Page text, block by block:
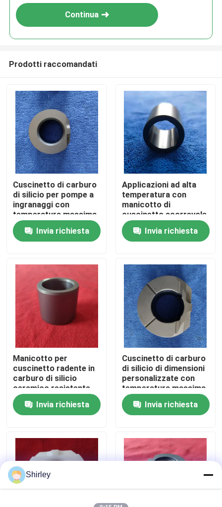
Casa
Manifestazione di VR
Chi siamo
Giro della fabbrica
Controllo di qualità
Contattaci
Richieda una citazione
Cuscinetti a sfera ceramici
608 cuscinetti ceramici
Continua
Prodotti raccomandati
Cuscinetto di carburo
di silicio per pompe a
ingranaggi con
temperatura massima
di 1650 °C e
resistenza alla
corrosione
Invia richiesta
Applicazioni ad alta
temperatura con
manicotto di
cuscinetto scorrevole
personalizzato
Invia richiesta
Manicotto per
cuscinetto radente in
carburo di silicio
ceramico resistente
alla corrosione con
temperatura massima
di 1650°C e dimensioni
Invia richiesta
Cuscinetto di carburo
di silicio di dimensioni
personalizzate con
temperatura massima
di 1650 °C e
resistenza alla
corrosione per
Invia richiesta
Shirley